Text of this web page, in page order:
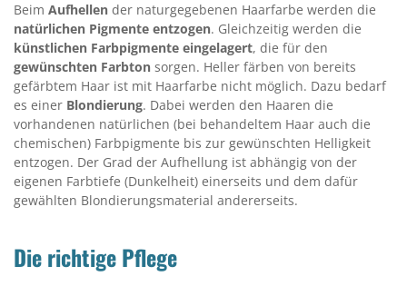
Beim Aufhellen der naturgegebenen Haarfarbe werden die
natürlichen Pigmente entzogen. Gleichzeitig werden die
künstlichen Farbpigmente eingelagert, die für den
gewünschten Farbton sorgen. Heller färben von bereits
gefärbtem Haar ist mit Haarfarbe nicht möglich. Dazu bedarf
es einer Blondierung. Dabei werden den Haaren die
vorhandenen natürlichen (bei behandeltem Haar auch die
chemischen) Farbpigmente bis zur gewünschten Helligkeit
entzogen. Der Grad der Aufhellung ist abhängig von der
eigenen Farbtiefe (Dunkelheit) einerseits und dem dafür
gewählten Blondierungsmaterial andererseits.
Die richtige Pflege